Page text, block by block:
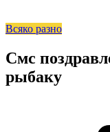
Всяко разно
Смс
рыбаку